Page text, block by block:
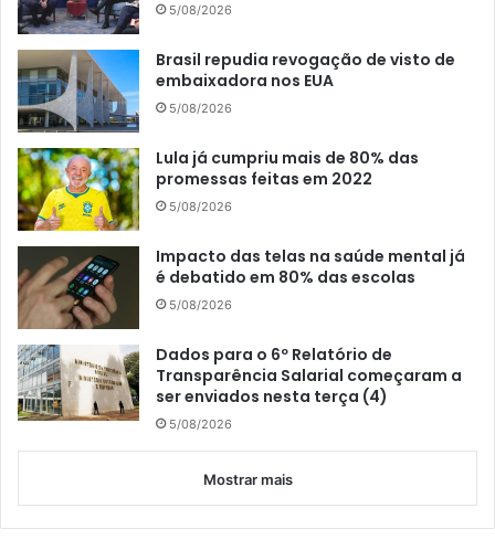
5/08/2026
Brasil repudia revogação de visto de
embaixadora nos EUA
5/08/2026
Lula já cumpriu mais de 80% das
promessas feitas em 2022
5/08/2026
Impacto das telas na saúde mental já
é debatido em 80% das escolas
5/08/2026
Dados para o 6º Relatório de
Transparência Salarial começaram a
ser enviados nesta terça (4)
5/08/2026
Mostrar mais